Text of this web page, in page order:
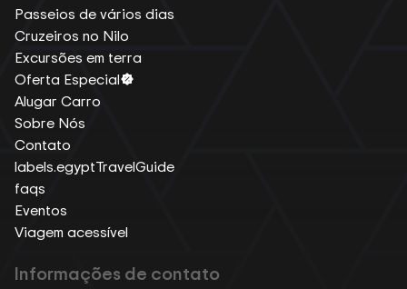
Passeios de vários dias
Cruzeiros no Nilo
Excursões em terra
Oferta Especial
Alugar Carro
Sobre Nós
Contato
labels.egyptTravelGuide
faqs
Eventos
Viagem acessível
Informações de contato